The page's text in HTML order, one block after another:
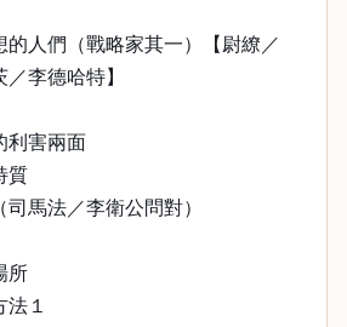
的人們（戰略家其一）【尉繚／
李德哈特】
利害兩面
質
馬法／李衛公問對）
所
１